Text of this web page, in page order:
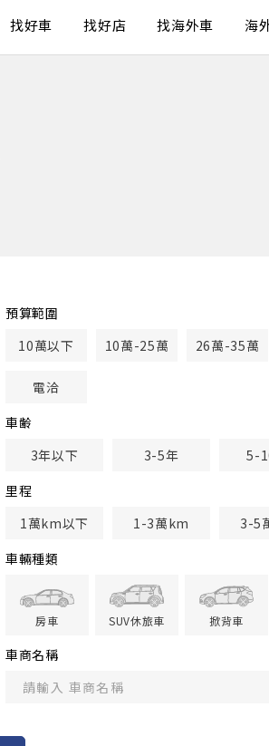
找好車 找好店 找海外車 海
預算範圍
10萬以下
10萬-25萬 26萬-35萬
電洽
車齢
3年以下
3-5年 5-
里程
1萬km以下
1-3萬km 3-5
車輛種類
房車 SUV休旅車 掀背車
車商名稱